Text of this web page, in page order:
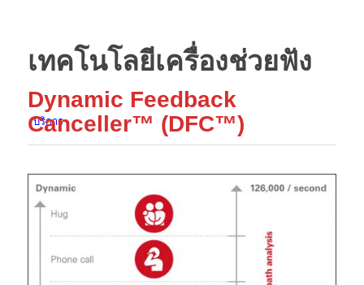
บริการ
เทคโนโลยีเครื่องช่วยฟัง
Dynamic Feedback
Canceller™ (DFC™)